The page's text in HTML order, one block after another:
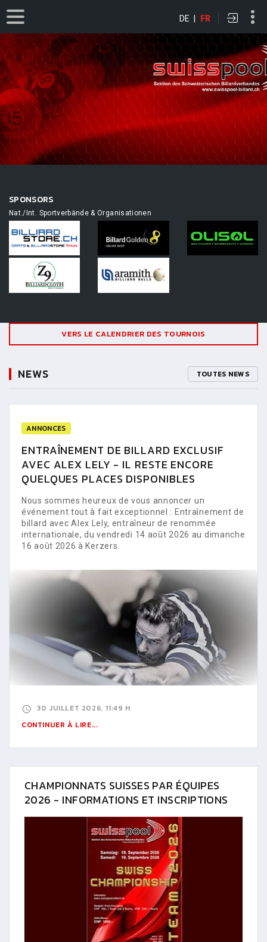
DE | FR
SPONSORS
Nat./Int. Sportverbände & Organisationen
VERS LE CALENDRIER DES TOURNOIS
NEWS TOUTES NEWS
ANNONCES
ENTRAÎNEMENT DE BILLARD EXCLUSIF
AVEC ALEX LELY - IL RESTE ENCORE
QUELQUES PLACES DISPONIBLES
Nous sommes heureux de vous annoncer un
événement tout à fait exceptionnel : Entraînement de
billard avec Alex Lely, entraîneur de renommée
internationale, du vendredi 14 août 2026 au dimanche
16 août 2026 à Kerzers.
30 JUILLET 2026, 11:49 H
CONTINUER À LIRE...
CHAMPIONNATS SUISSES PAR ÉQUIPES
2026 - INFORMATIONS ET INSCRIPTIONS